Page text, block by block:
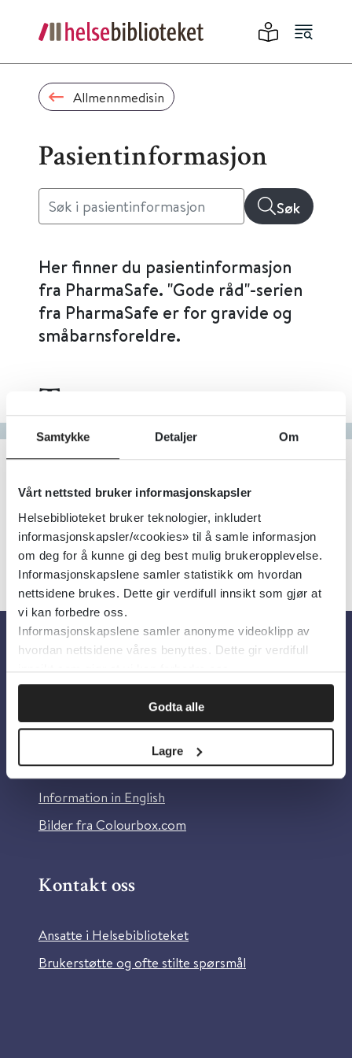
Samtykke Detaljer Om
Vårt nettsted bruker informasjonskapsler
Helsebiblioteket bruker teknologier, inkludert
informasjonskapsler/«cookies» til å samle informasjon
om deg for å kunne gi deg best mulig brukeropplevelse.
Informasjonskapslene samler statistikk om hvordan
nettsidene brukes. Dette gir verdifull innsikt som gjør at
vi kan forbedre oss.
Informasjonskapslene samler anonyme videoklipp av
hvordan nettsidene våres benyttes. Dette gir verdifull
innsikt som gjør at vi kan forbedre oss.
Godta alle
Lagre
Allmennmedisin
Pasientinformasjon
Søk
Her finner du pasientinformasjon
fra PharmaSafe. "Gode råd"-serien
fra PharmaSafe er for gravide og
småbarnsforeldre.
Tema
Gå til bokstav
Filter
0Treff Alfabetisk
Om oss
Om Helsebiblioteket
Personvern og informasjonskapsler
Tilgjengelighetserklæring
Information in English
Bilder fra Colourbox.com
Kontakt oss
Ansatte i Helsebiblioteket
Brukerstøtte og ofte stilte spørsmål